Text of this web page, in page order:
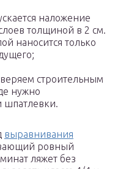
наложение
толщиной в 2 см.
наносится только
строительным
нужно
шпатлевки.
выравнивания
ровный
ляжет без